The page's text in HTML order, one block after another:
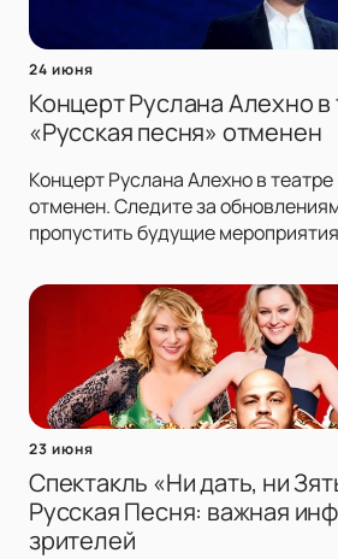
24 июня
Концерт Руслана Алехно в
«Русская песня» отменен
Концерт Руслана Алехно в
отменен. Следите за
пропустить будущие
23 июня
Спектакль «Ни дать, ни
Русская Песня: важная
зрителей